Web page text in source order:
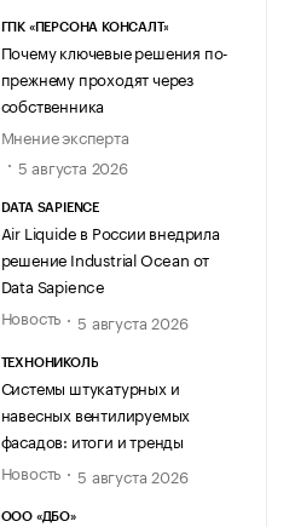
ГПК «ПЕРСОНА КОНСАЛТ»
Почему ключевые решения по-
прежнему проходят через
собственника
Мнение эксперта
5 августа 2026
DATA SAPIENCE
Air Liquide в России внедрила
решение Industrial Ocean от
Data Sapience
Новость
5 августа 2026
ТЕХНОНИКОЛЬ
Системы штукатурных и
навесных вентилируемых
фасадов: итоги и тренды
Новость
5 августа 2026
ООО «ДБО»